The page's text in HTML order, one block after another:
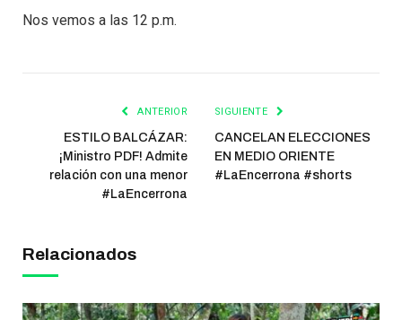
Nos vemos a las 12 p.m.
ANTERIOR
ESTILO BALCÁZAR:
¡Ministro PDF! Admite
relación con una menor
#LaEncerrona
SIGUIENTE
CANCELAN ELECCIONES
EN MEDIO ORIENTE
#LaEncerrona #shorts
Relacionados